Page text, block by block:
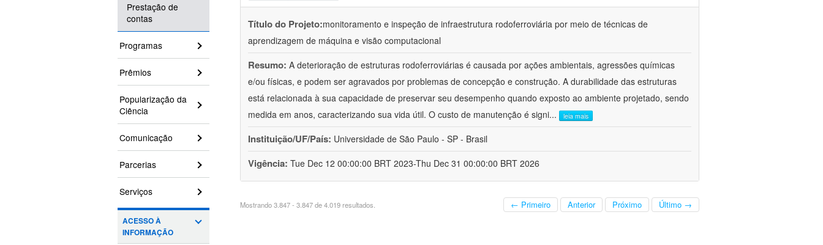
Prestação de
contas
Programas
Prêmios
Popularização da
Ciência
Comunicação
Parcerias
Serviços
ACESSO À
INFORMAÇÃO
Título do Projeto:monitoramento e inspeção de infraestrutura rodoferroviária por meio de técnicas de
aprendizagem de máquina e visão computacional
Resumo: A deterioração de estruturas rodoferroviárias é causada por ações ambientais, agressões químicas
e/ou físicas, e podem ser agravados por problemas de concepção e construção. A durabilidade das estruturas
está relacionada à sua capacidade de preservar seu desempenho quando exposto ao ambiente projetado, sendo
medida em anos, caracterizando sua vida útil. O custo de manutenção é signi... leia mais
Instituição/UF/País: Universidade de São Paulo - SP - Brasil
Vigência: Tue Dec 12 00:00:00 BRT 2023-Thu Dec 31 00:00:00 BRT 2026
Mostrando 3.847 - 3.847 de 4.019 resultados. ← Primeiro Anterior Próximo Último →